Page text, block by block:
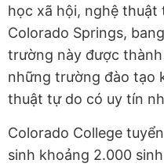
học xã hội, nghệ
Colorado Springs,
trường này được
những trường đào tạo
thuật tự do có uy tín
Colorado College tuyển
sinh khoảng 2.000 sinh